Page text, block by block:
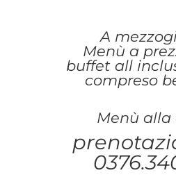
A
Menù a
buffet all
compreso
Menù alla